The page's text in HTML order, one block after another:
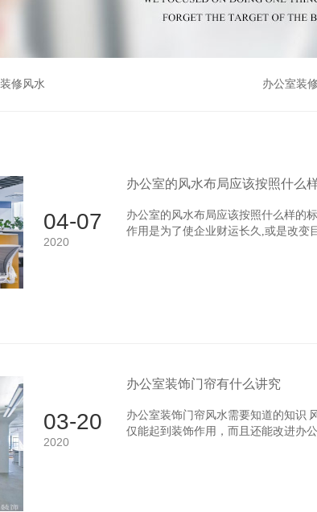
装修风水 办公室装修
04-07
2020
办公室的风水布局应该按照什么样的
办公室的风水布局应该按照什么样的标准
作用是为了使企业财运长久,或是改变
03-20
2020
办公室装饰门帘有什么讲究
办公室装饰门帘风水需要知道的知识
仅能起到装饰作用，而且还能改进办公